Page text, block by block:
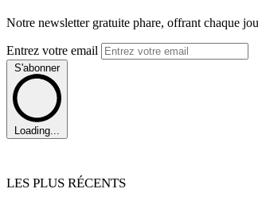
Notre newsletter gratuite phare, offrant chaque
Entrez votre email
S'abonner
Loading...
LES PLUS RÉCENTS